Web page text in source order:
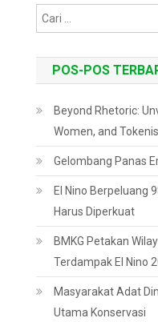
POS-POS
Beyond Rhetoric:
Women, and
Gelombang Panas
El Nino Berpeluang
Harus Diperkuat
BMKG Petakan
Terdampak El Nino
Masyarakat Adat
Utama Konservasi